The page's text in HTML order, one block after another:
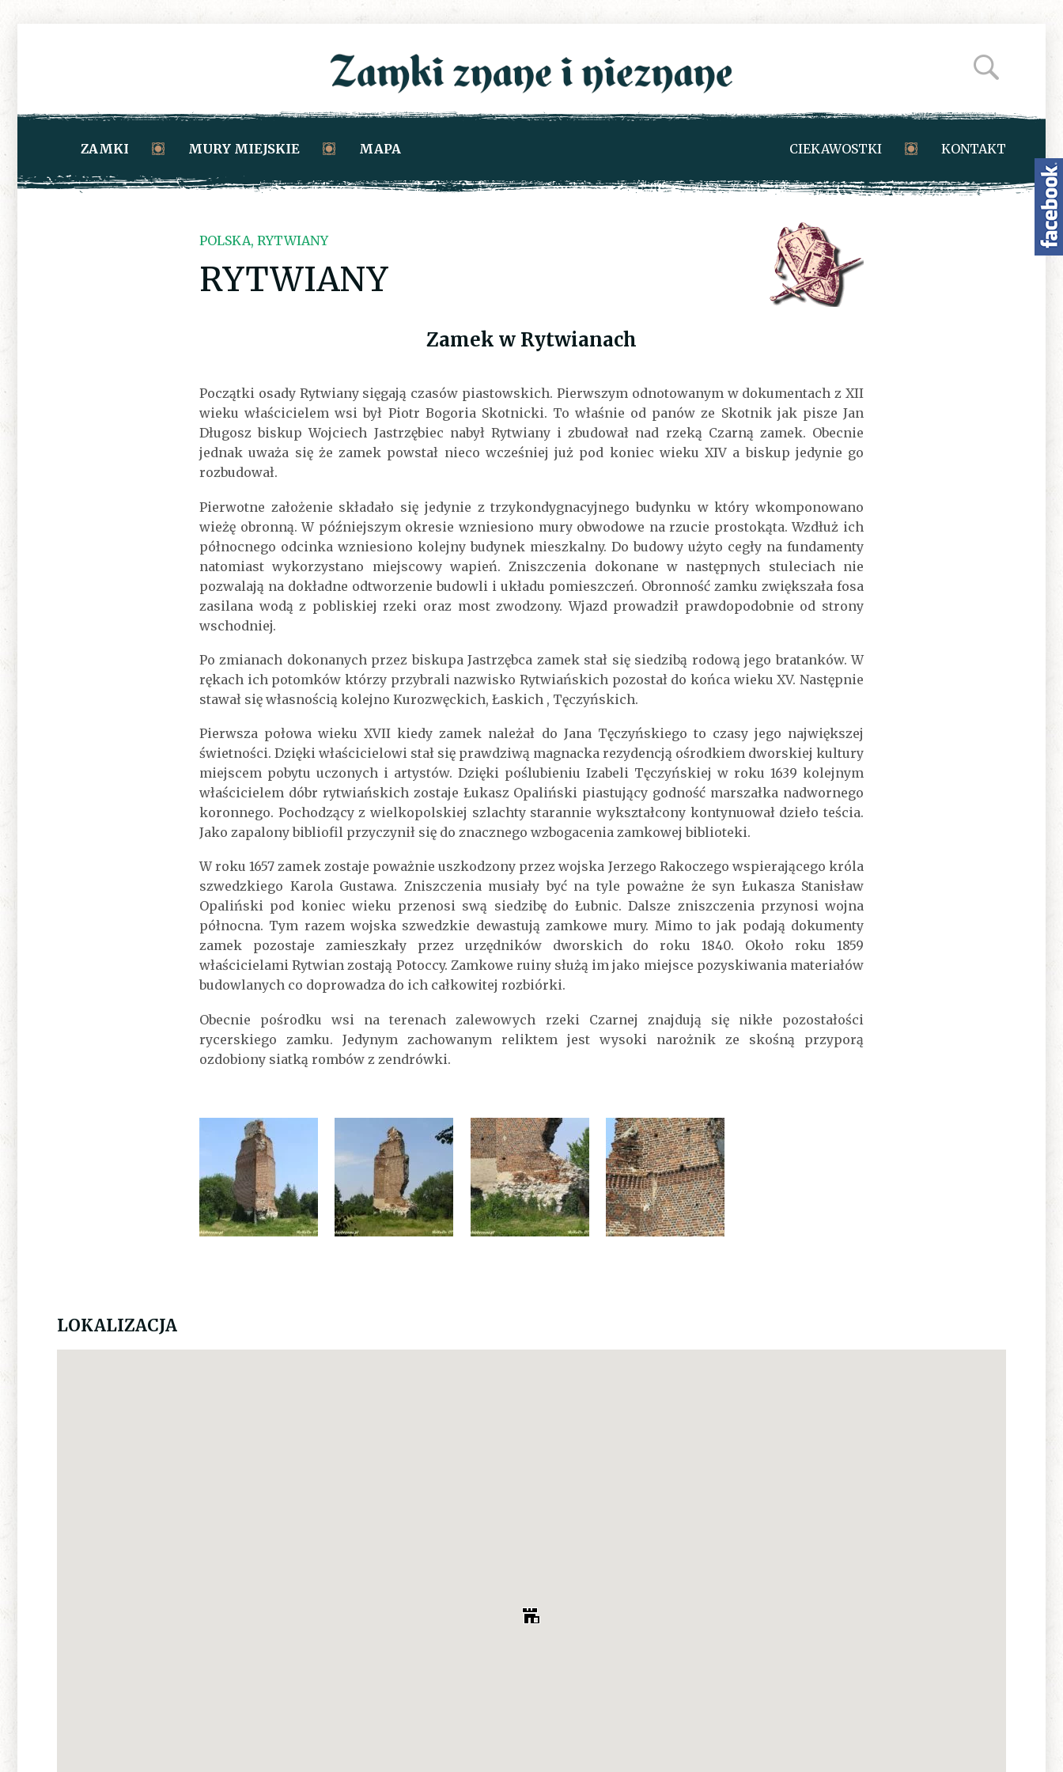
ZAMKI MURY MIEJSKIE MAPA CIEKAWOSTKI KONTAKT
POLSKA, RYTWIANY
RYTWIANY
Zamek w Rytwianach
Początki osady Rytwiany sięgają czasów piastowskich. Pierwszym odnotowanym w dokumentach z XII
wieku właścicielem wsi był Piotr Bogoria Skotnicki. To właśnie od panów ze Skotnik jak pisze Jan
Długosz biskup Wojciech Jastrzębiec nabył Rytwiany i zbudował nad rzeką Czarną zamek. Obecnie
jednak uważa się że zamek powstał nieco wcześniej już pod koniec wieku XIV a biskup jedynie go
rozbudował.
Pierwotne założenie składało się jedynie z trzykondygnacyjnego budynku w który wkomponowano
wieżę obronną. W późniejszym okresie wzniesiono mury obwodowe na rzucie prostokąta. Wzdłuż ich
północnego odcinka wzniesiono kolejny budynek mieszkalny. Do budowy użyto cegły na fundamenty
natomiast wykorzystano miejscowy wapień. Zniszczenia dokonane w następnych stuleciach nie
pozwalają na dokładne odtworzenie budowli i układu pomieszczeń. Obronność zamku zwiększała fosa
zasilana wodą z pobliskiej rzeki oraz most zwodzony. Wjazd prowadził prawdopodobnie od strony
wschodniej.
Po zmianach dokonanych przez biskupa Jastrzębca zamek stał się siedzibą rodową jego bratanków. W
rękach ich potomków którzy przybrali nazwisko Rytwiańskich pozostał do końca wieku XV. Następnie
stawał się własnością kolejno Kurozwęckich, Łaskich , Tęczyńskich.
Pierwsza połowa wieku XVII kiedy zamek należał do Jana Tęczyńskiego to czasy jego największej
świetności. Dzięki właścicielowi stał się prawdziwą magnacka rezydencją ośrodkiem dworskiej kultury
miejscem pobytu uczonych i artystów. Dzięki poślubieniu Izabeli Tęczyńskiej w roku 1639 kolejnym
właścicielem dóbr rytwiańskich zostaje Łukasz Opaliński piastujący godność marszałka nadwornego
koronnego. Pochodzący z wielkopolskiej szlachty starannie wykształcony kontynuował dzieło teścia.
Jako zapalony bibliofil przyczynił się do znacznego wzbogacenia zamkowej biblioteki.
W roku 1657 zamek zostaje poważnie uszkodzony przez wojska Jerzego Rakoczego wspierającego króla
szwedzkiego Karola Gustawa. Zniszczenia musiały być na tyle poważne że syn Łukasza Stanisław
Opaliński pod koniec wieku przenosi swą siedzibę do Łubnic. Dalsze zniszczenia przynosi wojna
północna. Tym razem wojska szwedzkie dewastują zamkowe mury. Mimo to jak podają dokumenty
zamek pozostaje zamieszkały przez urzędników dworskich do roku 1840. Około roku 1859
właścicielami Rytwian zostają Potoccy. Zamkowe ruiny służą im jako miejsce pozyskiwania materiałów
budowlanych co doprowadza do ich całkowitej rozbiórki.
Obecnie pośrodku wsi na terenach zalewowych rzeki Czarnej znajdują się nikłe pozostałości
rycerskiego zamku. Jedynym zachowanym reliktem jest wysoki narożnik ze skośną przyporą
ozdobiony siatką rombów z zendrówki.
LOKALIZACJA